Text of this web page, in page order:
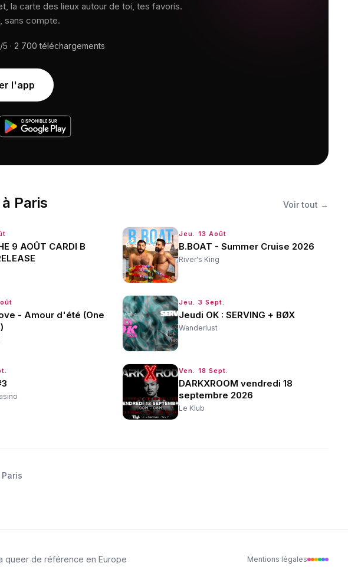
la carte des lieux autour de toi, tes favoris.
sans compte.
5 · 2 700 téléchargements
l'app
à Paris Voir tout →
9 AOÛT CARDI B
Jeu. 13 Août
B.BOAT - Summer Cruise 2026
River's King
- Amour d'été (One
Jeu. 3 Sept.
Jeudi OK : SERVING + BØX
Wanderlust
Ven. 18 Sept.
DARKXROOM vendredi 18
septembre 2026
Le Klub
queer de référence en Europe Mentions légales